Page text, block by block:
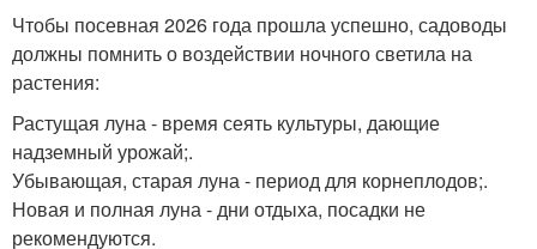
Чтобы посевная 2026 года прошла успешно, садоводы
должны помнить о воздействии ночного светила на
растения:
Растущая луна - время сеять культуры, дающие
надземный урожай;.
Убывающая, старая луна - период для корнеплодов;.
Новая и полная луна - дни отдыха, посадки не
рекомендуются.